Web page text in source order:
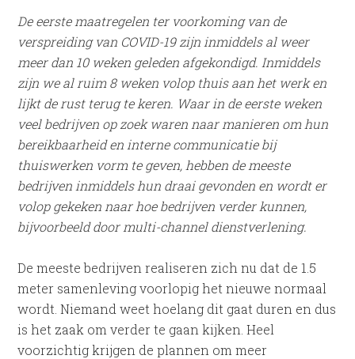
De eerste maatregelen ter voorkoming van de
verspreiding van COVID-19 zijn inmiddels al weer
meer dan 10 weken geleden afgekondigd. Inmiddels
zijn we al ruim 8 weken volop thuis aan het werk en
lijkt de rust terug te keren. Waar in de eerste weken
veel bedrijven op zoek waren naar manieren om hun
bereikbaarheid en interne communicatie bij
thuiswerken vorm te geven, hebben de meeste
bedrijven inmiddels hun draai gevonden en wordt er
volop gekeken naar hoe bedrijven verder kunnen,
bijvoorbeeld door multi-channel dienstverlening.
De meeste bedrijven realiseren zich nu dat de 1.5
meter samenleving voorlopig het nieuwe normaal
wordt. Niemand weet hoelang dit gaat duren en dus
is het zaak om verder te gaan kijken. Heel
voorzichtig krijgen de plannen om meer